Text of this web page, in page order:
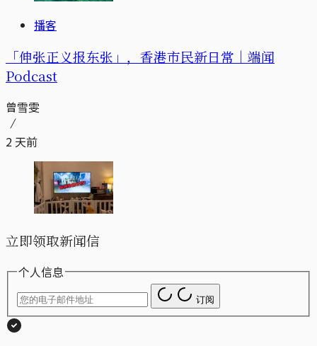
播客
「伸张正义报东张」，香港市民新日常｜端闻
Podcast
曾雪雯
2 天前
立即领取新闻信
个人信息
订阅